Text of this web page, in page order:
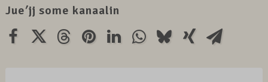
Jueʹjj some kanaalin